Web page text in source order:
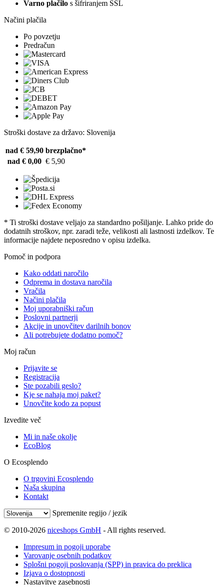
Varno plačilo s šifriranjem SSL
Načini plačila
Po povzetju
Predračun
Stroški dostave za državo: Slovenija
nad € 59,90 brezplačno*
nad € 0,00 € 5,90
* Ti stroški dostave veljajo za standardno pošiljanje. Lahko pride do
dodatnih stroškov, npr. zaradi teže, velikosti ali lastnosti izdelkov. Te
informacije najdete neposredno v opisu izdelka.
Pomoč in podpora
Kako oddati naročilo
Odprema in dostava naročila
Vračila
Načini plačila
Moj uporabniški račun
Poslovni partnerji
Akcije in unovčitev darilnih bonov
Ali potrebujete dodatno pomoč?
Moj račun
Prijavite se
Registracija
Ste pozabili geslo?
Kje se nahaja moj paket?
Unovčite kodo za popust
Izvedite več
Mi in naše okolje
EcoBlog
O Ecosplendo
O trgovini Ecosplendo
Naša skupina
Kontakt
Spremenite regijo / jezik
© 2010-2026 niceshops GmbH - All rights reserved.
Impresum in pogoji uporabe
Varovanje osebnih podatkov
Splošni pogoji poslovanja (SPP) in pravica do preklica
Izjava o dostopnosti
Nastavitve zasebnosti